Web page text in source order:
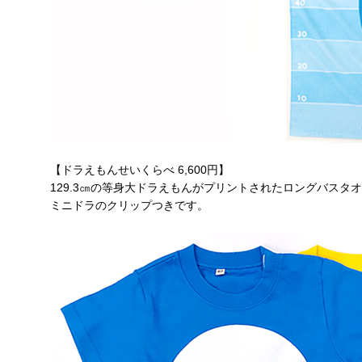
【ドラえもんせいくらべ 6,600円】
129.3㎝の等身大ドラえもんがプリントされたロングバスタ
ミニドラのクリップつきです。